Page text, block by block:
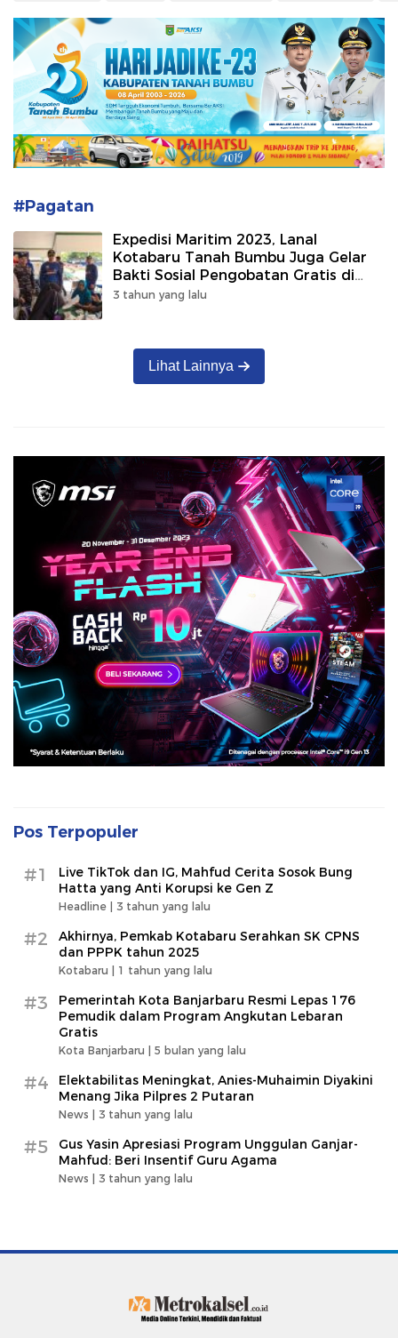
#Pagatan
Expedisi Maritim 2023, Lanal
Kotabaru Tanah Bumbu Juga Gelar
Bakti Sosial Pengobatan Gratis di
Pagatan
3 tahun yang lalu
Lihat Lainnya
Pos Terpopuler
#1
Live TikTok dan IG, Mahfud Cerita Sosok Bung
Hatta yang Anti Korupsi ke Gen Z
Headline | 3 tahun yang lalu
#2
Akhirnya, Pemkab Kotabaru Serahkan SK CPNS
dan PPPK tahun 2025
Kotabaru | 1 tahun yang lalu
#3
Pemerintah Kota Banjarbaru Resmi Lepas 176
Pemudik dalam Program Angkutan Lebaran
Gratis
Kota Banjarbaru | 5 bulan yang lalu
#4
Elektabilitas Meningkat, Anies-Muhaimin Diyakini
Menang Jika Pilpres 2 Putaran
News | 3 tahun yang lalu
#5
Gus Yasin Apresiasi Program Unggulan Ganjar-
Mahfud: Beri Insentif Guru Agama
News | 3 tahun yang lalu